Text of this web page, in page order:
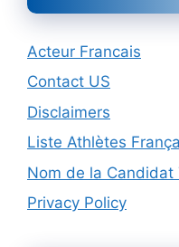
Acteur Francais
Contact US
Disclaimers
Liste Athlètes
Nom de la Candidat
Privacy Policy